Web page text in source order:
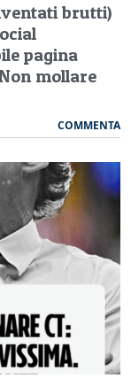
brutti)
pagina
mollare
COMMENTA